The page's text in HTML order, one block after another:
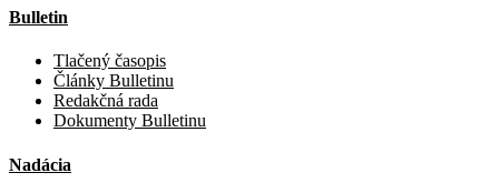
Bulletin
Tlačený časopis
Články Bulletinu
Redakčná rada
Dokumenty Bulletinu
Nadácia